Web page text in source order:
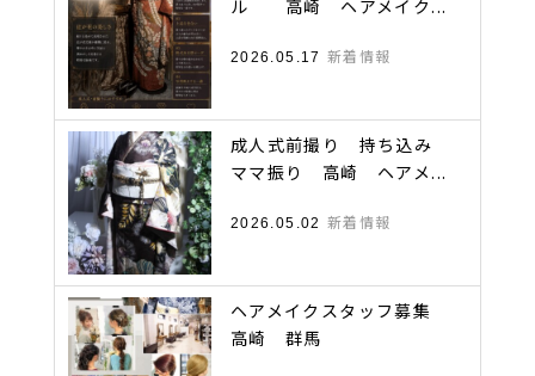
ル 高崎 ヘアメイク...
2026.05.17 新着情報
成人式前撮り 持ち込み
ママ振り 高崎 ヘアメ...
2026.05.02 新着情報
ヘアメイクスタッフ募集
高崎 群馬